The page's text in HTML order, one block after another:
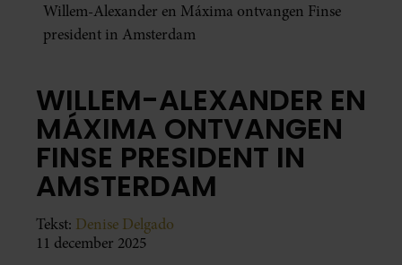
Willem-Alexander en Máxima ontvangen Finse
president in Amsterdam
WILLEM-ALEXANDER EN
MÁXIMA ONTVANGEN
FINSE PRESIDENT IN
AMSTERDAM
Tekst: Denise Delgado
11 december 2025